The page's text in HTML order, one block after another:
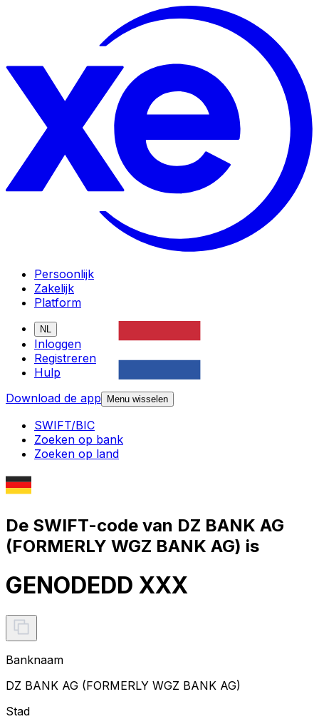
Persoonlijk
Zakelijk
Platform
NL
Inloggen
Registreren
Hulp
Download de app
Menu wisselen
SWIFT/BIC
Zoeken op bank
Zoeken op land
De SWIFT-code van DZ BANK AG
(FORMERLY WGZ BANK AG) is
GENODEDD XXX
Banknaam
DZ BANK AG (FORMERLY WGZ BANK AG)
Stad